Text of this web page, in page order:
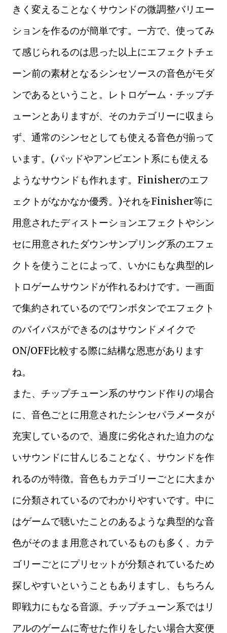
きく変えることなくサウンドの微調整バリエー
ションを作るのが簡単です。一方で、使ってみ
て感じられるのは思った以上にエフェクトチェ
ーン前の素材となるシンセソースの音色がモダ
ンであるということ。レトロゲーム・チップチ
ューンとありますが、そのカテゴリーに収まら
ず、通常のシンセとしても使える音色が揃って
います。(パッドやアンビエント系にも使える
ようなサウンドも作れます。Finisherのエフ
ェクトがなかなか優秀。)それをFinisher等に
用意されたディストーションエフェクトやシン
セに用意されたダウンサンプリング系のエフェ
クトを使うことによって、いかにもな典型的レ
トロゲームサウンドが作れるわけです。一画面
で集約されているのでワンボタンでエフェクト
のバイパスができるのはサウンドメイクで
ON/OFF比較する際に結構な恩恵があります
ね。
また、チップチューン系のサウンド作りの場合
に、音色ごとに用意されたシンセパラメータが
充実しているので、過度に劣化された迫力のな
いサウンドに甘んじることなく、サウンドを作
れるのが特徴。音色もカテゴリーごとに大まか
に分類されているのでわかりやすいです。中に
はゲームで聴いたことのあるような典型的な音
色がそのまま用意されているものも多く、カテ
ゴリーごとにプリセットが分類されているため
探しやすいということもありますし、もちろん
即戦力にもなる音源。チップチューン系ではリ
アルのゲームに寄せた作りをしたい場合大変便